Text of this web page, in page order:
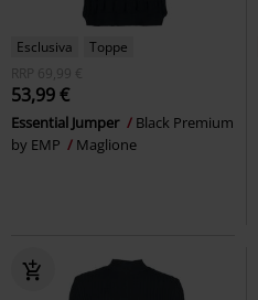
Esclusiva
Toppe
RRP
69,99 €
53,99 €
Essential Jumper
Black Premium
by EMP
Maglione